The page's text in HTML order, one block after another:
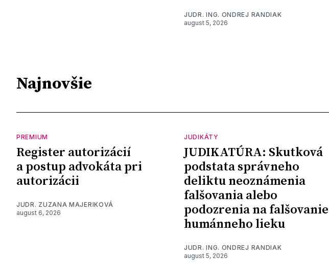
JUDR. ING. ONDREJ RANDIAK
august 5, 2026
Najnovšie
PREMIUM
Register autorizácií
a postup advokáta pri
autorizácii
JUDR. ZUZANA MAJERIKOVÁ
august 6, 2026
JUDIKÁTY
JUDIKATÚRA: Skutková
podstata správneho
deliktu neoznámenia
falšovania alebo
podozrenia na falšovanie
humánneho lieku
JUDR. ING. ONDREJ RANDIAK
august 5, 2026